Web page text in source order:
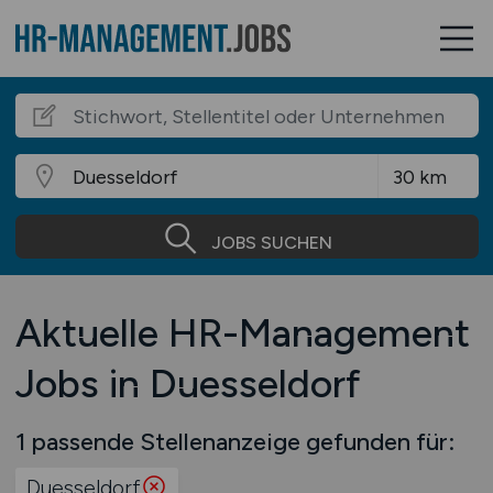
JOBS SUCHEN
Aktuelle HR-Management
Jobs in Duesseldorf
1 passende Stellenanzeige gefunden für:
Duesseldorf